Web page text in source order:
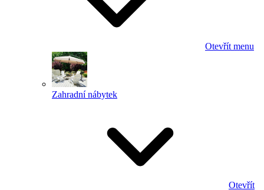
Otevřít menu
Zahradní nábytek
Otevřít